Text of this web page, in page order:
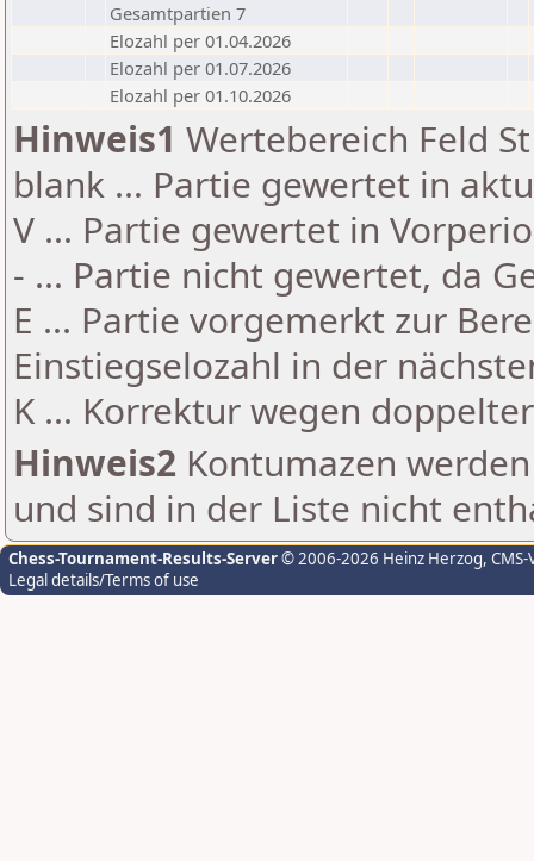
Gesamtpartien 7
Elozahl per 01.04.2026
Elozahl per 01.07.2026
Elozahl per 01.10.2026
Hinweis1 Wertebereich Feld
blank ... Partie gewertet in
V ... Partie gewertet in
- ... Partie nicht gewertet, da
E ... Partie vorgemerkt zur
Einstiegselozahl in der
K ... Korrektur wegen
Hinweis2 Kontumazen
und sind in der Liste nicht
Chess-Tournament-Results-Server© 2006-2026 Heinz Herzog,
Legal details/Terms of use